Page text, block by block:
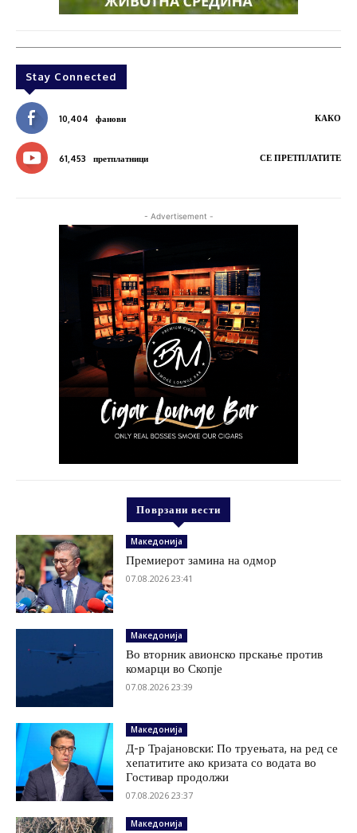
Stay Connected
10,404 фанови КАКО
61,453 претплатници СЕ ПРЕТПЛАТИТЕ
- Advertisement -
Поврзани вести
Македонија
Премиерот замина на одмор
07.08.2026 23:41
Македонија
Во вторник авионско прскање против
комарци во Скопје
07.08.2026 23:39
Македонија
Д-р Трајановски: По труењата, на ред се
хепатитите ако кризата со водата во
Гостивар продолжи
07.08.2026 23:37
Македонија